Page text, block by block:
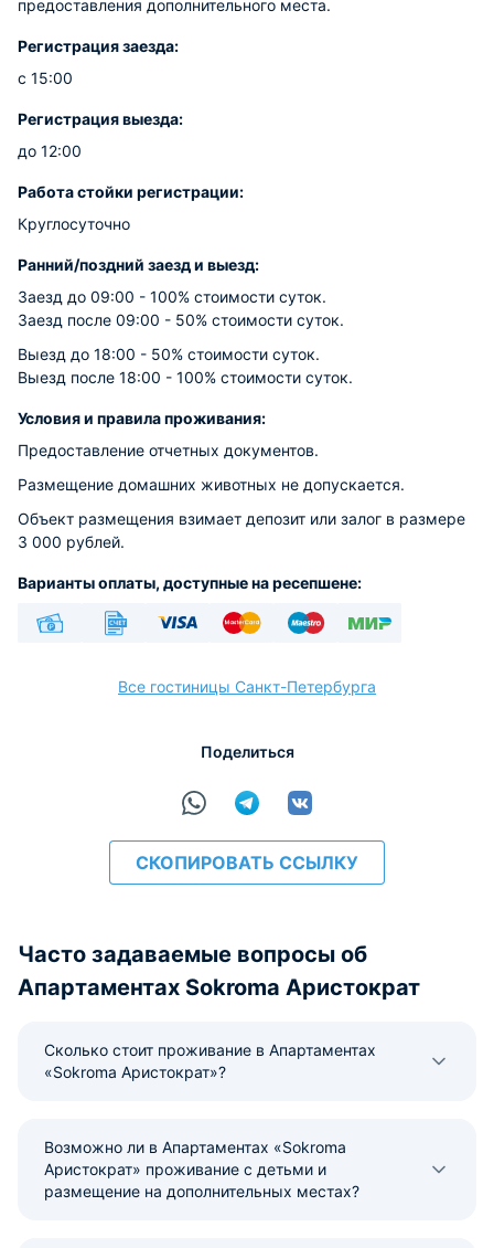
предоставления дополнительного места.
Регистрация заезда:
с 15:00
Регистрация выезда:
до 12:00
Работа стойки регистрации:
Круглосуточно
Ранний/поздний заезд и выезд:
Заезд до 09:00 - 100% стоимости суток.
Заезд после 09:00 - 50% стоимости суток.
Выезд до 18:00 - 50% стоимости суток.
Выезд после 18:00 - 100% стоимости суток.
Условия и правила проживания:
Предоставление отчетных документов.
Размещение домашних животных не допускается.
Объект размещения взимает депозит или залог в размере
3 000 рублей.
Варианты оплаты, доступные на ресепшене:
Все гостиницы Санкт-Петербурга
Поделиться
СКОПИРОВАТЬ ССЫЛКУ
Часто задаваемые вопросы об
Апартаментах Sokroma Аристократ
Сколько стоит проживание в Апартаментах
«Sokroma Аристократ»?
Возможно ли в Апартаментах «Sokroma
Аристократ» проживание с детьми и
размещение на дополнительных местах?